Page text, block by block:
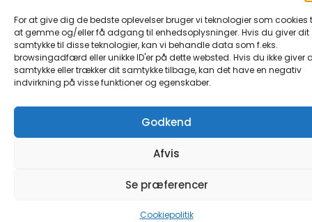
For at give dig de bedste oplevelser bruger vi teknologier som cookies
at gemme og/eller få adgang til enhedsoplysninger. Hvis du giver dit
samtykke til disse teknologier, kan vi behandle data som f.eks.
browsingadfærd eller unikke ID'er på dette websted. Hvis du ikke giver
samtykke eller trækker dit samtykke tilbage, kan det have en negativ
indvirkning på visse funktioner og egenskaber.
Godkend
Afvis
Se præferencer
Cookiepolitik
© tjek-fagforening.dk